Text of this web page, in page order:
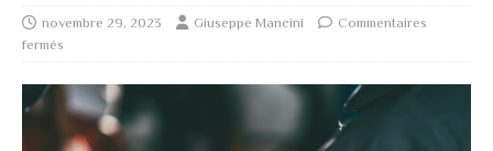
novembre 29, 2023 Giuseppe Mancini
Commentaires
fermés